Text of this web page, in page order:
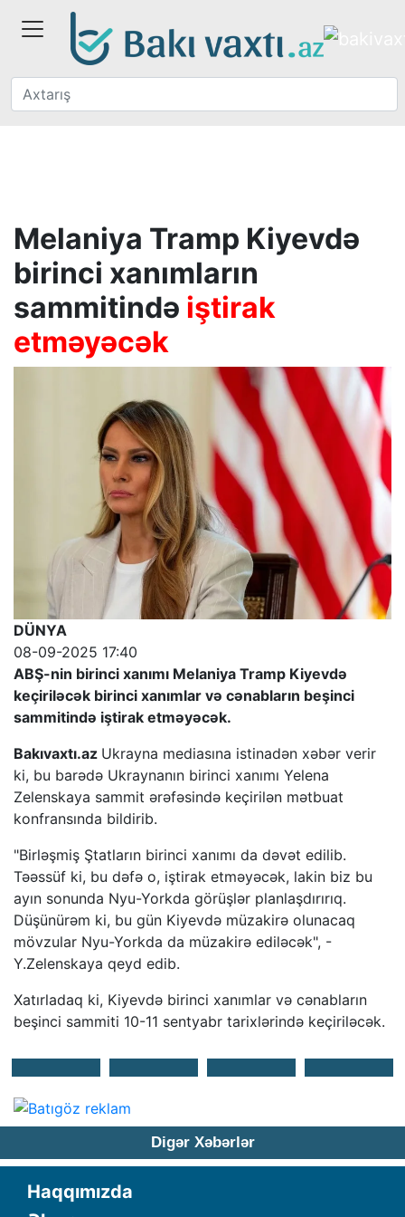
Melaniya Tramp Kiyevdə
birinci xanımların
sammitində iştirak
etməyəcək
DÜNYA
08-09-2025 17:40
ABŞ-nin birinci xanımı Melaniya Tramp Kiyevdə
keçiriləcək birinci xanımlar və cənabların beşinci
sammitində iştirak etməyəcək.
Bakıvaxtı.az Ukrayna mediasına istinadən xəbər verir
ki, bu barədə Ukraynanın birinci xanımı Yelena
Zelenskaya sammit ərəfəsində keçirilən mətbuat
konfransında bildirib.
"Birləşmiş Ştatların birinci xanımı da dəvət edilib.
Təəssüf ki, bu dəfə o, iştirak etməyəcək, lakin biz bu
ayın sonunda Nyu-Yorkda görüşlər planlaşdırırıq.
Düşünürəm ki, bu gün Kiyevdə müzakirə olunacaq
mövzular Nyu-Yorkda da müzakirə ediləcək", -
Y.Zelenskaya qeyd edib.
Xatırladaq ki, Kiyevdə birinci xanımlar və cənabların
beşinci sammiti 10-11 sentyabr tarixlərində keçiriləcək.
Digər Xəbərlər
Haqqımızda